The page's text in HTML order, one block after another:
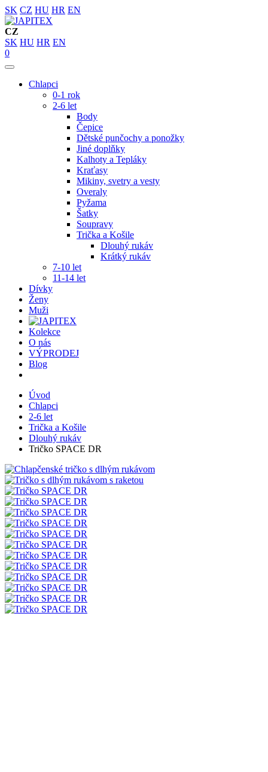
SK CZ HU HR EN
CZ
SK HU HR EN
0
Chlapci
0-1 rok
2-6 let
Body
Čepice
Dětské punčochy a ponožky
Jiné doplňky
Kalhoty a Tepláky
Kraťasy
Mikiny, svetry a vesty
Overaly
Pyžama
Šatky
Soupravy
Trička a Košile
Dlouhý rukáv
Krátký rukáv
7-10 let
11-14 let
Dívky
Ženy
Muži
Kolekce
O nás
VÝPRODEJ
Blog
Úvod
Chlapci
2-6 let
Trička a Košile
Dlouhý rukáv
Tričko SPACE DR